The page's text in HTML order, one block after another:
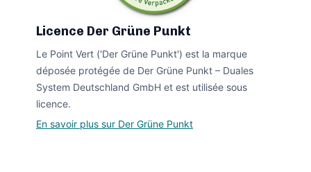
Licence Der Grüne Punkt
Le Point Vert ('Der Grüne Punkt') est la marque
déposée protégée de Der Grüne Punkt – Duales
System Deutschland GmbH et est utilisée sous
licence.
En savoir plus sur Der Grüne Punkt